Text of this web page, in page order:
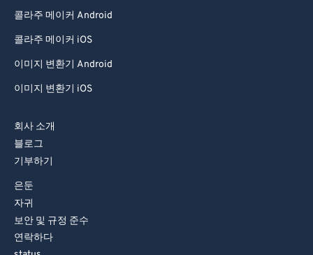
콜라주 메이커 Android
콜라주 메이커 iOS
이미지 변환기 Android
이미지 변환기 iOS
회사 소개
블로그
기부하기
은둔
자귀
보안 및 규정 준수
연락하다